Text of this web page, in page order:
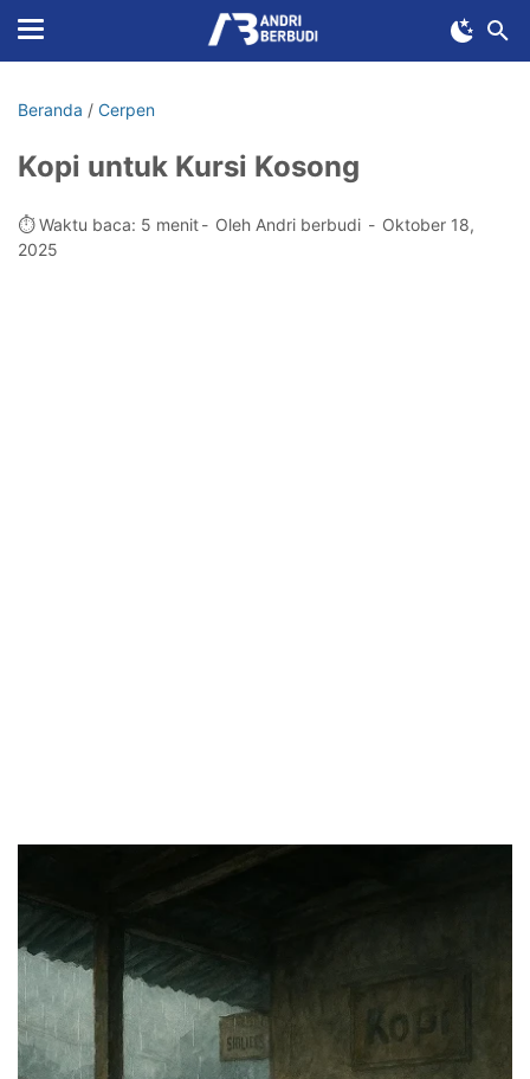
Beranda / Cerpen
Kopi untuk Kursi Kosong
⏱️ Waktu baca: 5 menit Oleh Andri berbudi
Oktober 18,
2025